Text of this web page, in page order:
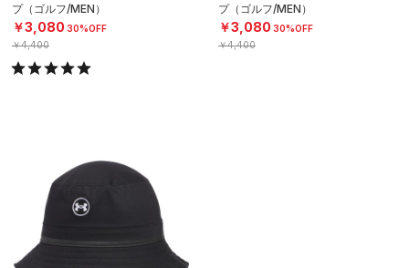
プ（ゴルフ/MEN）
￥3,080 30%OFF
￥4,400
プ（ゴルフ/MEN）
￥3,080 30%OFF
￥4,400